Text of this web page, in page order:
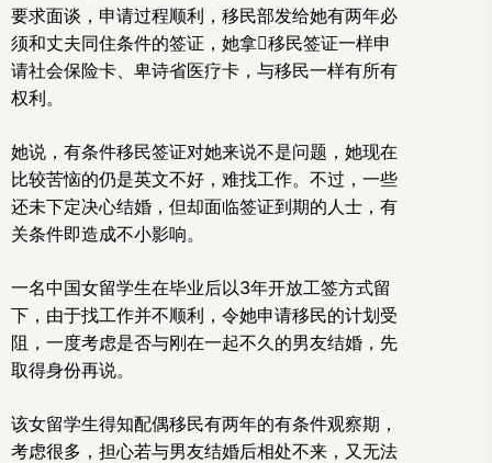
要求面谈，申请过程顺利，移民部发给她有两年必
须和丈夫同住条件的签证，她拿移民签证一样申
请社会保险卡、卑诗省医疗卡，与移民一样有所有
权利。
她说，有条件移民签证对她来说不是问题，她现在
比较苦恼的仍是英文不好，难找工作。不过，一些
还未下定决心结婚，但却面临签证到期的人士，有
关条件即造成不小影响。
一名中国女留学生在毕业后以3年开放工签方式留
下，由于找工作并不顺利，令她申请移民的计划受
阻，一度考虑是否与刚在一起不久的男友结婚，先
取得身份再说。
该女留学生得知配偶移民有两年的有条件观察期，
考虑很多，担心若与男友结婚后相处不来，又无法